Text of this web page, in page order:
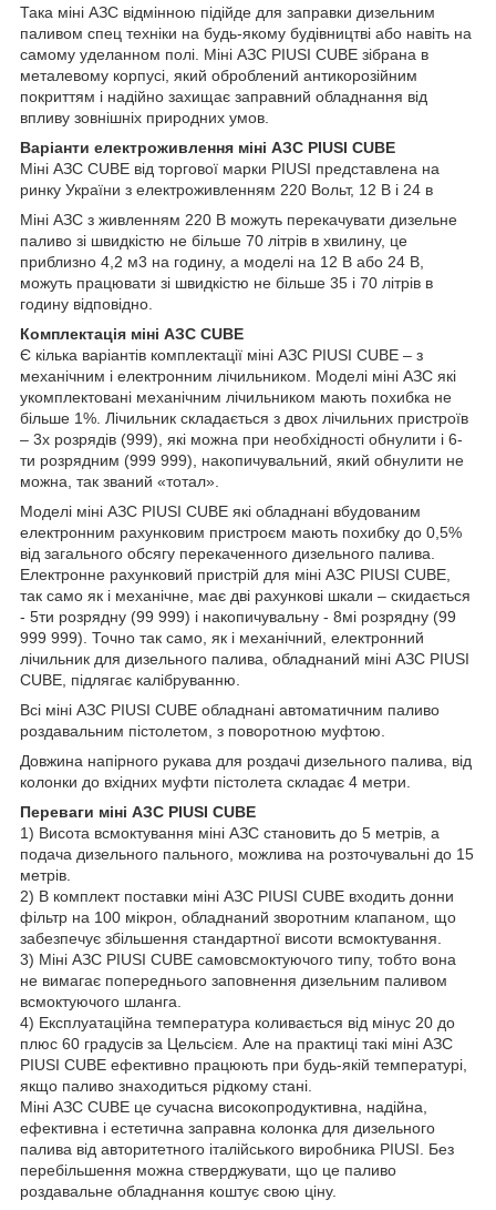
Така міні АЗС відмінною підійде для заправки дизельним
паливом спец техніки на будь-якому будівництві або навіть на
самому уделанном полі. Міні АЗС PIUSI CUBE зібрана в
металевому корпусі, який оброблений антикорозійним
покриттям і надійно захищає заправний обладнання від
впливу зовнішніх природних умов.
Варіанти електроживлення міні АЗС PIUSI CUBE
Міні АЗС CUBE від торгової марки PIUSI представлена на
ринку України з електроживленням 220 Вольт, 12 В і 24 в
Міні АЗС з живленням 220 В можуть перекачувати дизельне
паливо зі швидкістю не більше 70 літрів в хвилину, це
приблизно 4,2 м3 на годину, а моделі на 12 В або 24 В,
можуть працювати зі швидкістю не більше 35 і 70 літрів в
годину відповідно.
Комплектація міні АЗС CUBE
Є кілька варіантів комплектації міні АЗС PIUSI CUBE – з
механічним і електронним лічильником. Моделі міні АЗС які
укомплектовані механічним лічильником мають похибка не
більше 1%. Лічильник складається з двох лічильних пристроїв
– 3х розрядів (999), які можна при необхідності обнулити і 6-
ти розрядним (999 999), накопичувальний, який обнулити не
можна, так званий «тотал».
Моделі міні АЗС PIUSI CUBE які обладнані вбудованим
електронним рахунковим пристроєм мають похибку до 0,5%
від загального обсягу перекаченного дизельного палива.
Електронне рахунковий пристрій для міні АЗС PIUSI CUBE,
так само як і механічне, має дві рахункові шкали – скидається
- 5ти розрядну (99 999) і накопичувальну - 8мі розрядну (99
999 999). Точно так само, як і механічний, електронний
лічильник для дизельного палива, обладнаний міні АЗС PIUSI
CUBE, підлягає калібруванню.
Всі міні АЗС PIUSI CUBE обладнані автоматичним паливо
роздавальним пістолетом, з поворотною муфтою.
Довжина напірного рукава для роздачі дизельного палива, від
колонки до вхідних муфти пістолета складає 4 метри.
Переваги міні АЗС PIUSI CUBE
1) Висота всмоктування міні АЗС становить до 5 метрів, а
подача дизельного пального, можлива на розточувальні до 15
метрів.
2) В комплект поставки міні АЗС PIUSI CUBE входить донни
фільтр на 100 мікрон, обладнаний зворотним клапаном, що
забезпечує збільшення стандартної висоти всмоктування.
3) Міні АЗС PIUSI CUBE самовсмоктуючого типу, тобто вона
не вимагає попереднього заповнення дизельним паливом
всмоктуючого шланга.
4) Експлуатаційна температура коливається від мінус 20 до
плюс 60 градусів за Цельсієм. Але на практиці такі міні АЗС
PIUSI CUBE ефективно працюють при будь-якій температурі,
якщо паливо знаходиться рідкому стані.
Міні АЗС CUBE це сучасна високопродуктивна, надійна,
ефективна і естетична заправна колонка для дизельного
палива від авторитетного італійського виробника PIUSI. Без
перебільшення можна стверджувати, що це паливо
роздавальне обладнання коштує свою ціну.